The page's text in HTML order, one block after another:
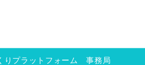
りプラットフォーム 事務局